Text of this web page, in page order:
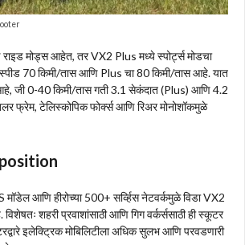
मोड्स आहेत, तर VX2 Plus मध्ये स्पोर्ट्स मोडचा
70 किमी/तास आणि Plus चा 80 किमी/तास आहे. यात
जी 0-40 किमी/तास गती 3.1 सेकंदात (Plus) आणि 4.2
फ्रेम, टेलिस्कोपिक फोर्क्स आणि रिअर मोनोशॉकमुळे
आणि हीरोच्या 500+ सर्व्हिस नेटवर्कमुळे विडा VX2
शहरी प्रवाशांसाठी आणि गिग वर्कर्ससाठी ही स्कूटर
इलेक्ट्रिक मोबिलिटीला अधिक सुलभ आणि परवडणारी